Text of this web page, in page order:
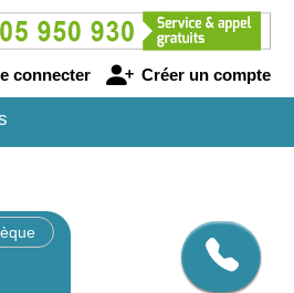
connecter Créer un compte